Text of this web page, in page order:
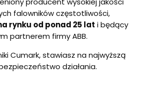
falowników częstotliwości,
rynku od ponad 25 lat i będący
partnerem firmy ABB.
Cumark, stawiasz na najwyższą
działania.